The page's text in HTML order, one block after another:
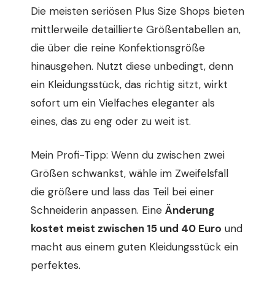
Die meisten seriösen Plus Size Shops bieten
mittlerweile detaillierte Größentabellen an,
die über die reine Konfektionsgröße
hinausgehen. Nutzt diese unbedingt, denn
ein Kleidungsstück, das richtig sitzt, wirkt
sofort um ein Vielfaches eleganter als
eines, das zu eng oder zu weit ist.
Mein Profi-Tipp: Wenn du zwischen zwei
Größen schwankst, wähle im Zweifelsfall
die größere und lass das Teil bei einer
Schneiderin anpassen. Eine Änderung
kostet meist zwischen 15 und 40 Euro und
macht aus einem guten Kleidungsstück ein
perfektes.